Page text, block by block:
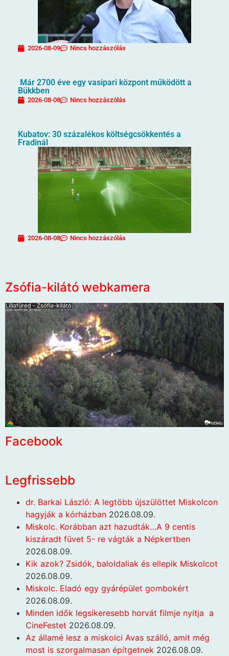
2026-08-09 Nincs hozzászólás
Már 2700 éve egy vasipari központ működött a
Bükkben
2026-08-08 Nincs hozzászólás
Kubatov: 30 százalékos költségcsökkentés a
Fradinál
2026-08-08 Nincs hozzászólás
Zsófia-kilátó webkamera
Facebook
Legfrissebb
dr. Barkai László: A legtöbb újszülöttet Miskolcon
hagyják a kórházban 2026.08.09.
Miskolc. Korábban azt hazudták…A 9 centis
kiszáradt füvet 5- re vágták a Népkertben
2026.08.09.
Kik azok? Zsidók, baloldaliak és ellepik Miskolcot
2026.08.09.
Miskolc. Eladó egy gyárépület gombokért
2026.08.09.
Minden idők legsikeresebb horvát filmje nyitja a
CineFestet 2026.08.09.
Az államé lesz a miskolci Avas szálló, amit még
most is szorgalmasan építgetnek 2026.08.09.